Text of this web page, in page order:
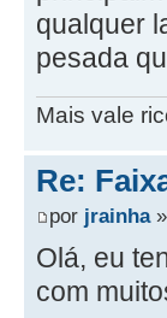
qualquer
pesada
Mais vale
Re:
por jrainha»
Olá, eu
com